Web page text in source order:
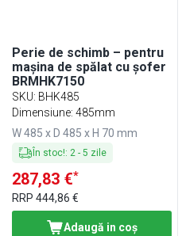
Perie de schimb – pentru
mașina de spălat cu șofer
BRMHK7150
SKU: BHK485
Dimensiune: 485mm
W 485 x D 485 x H 70 mm
În stoc!: 2- 5 zile
287,83 €*
RRP 444,86 €
Adaugă in coş